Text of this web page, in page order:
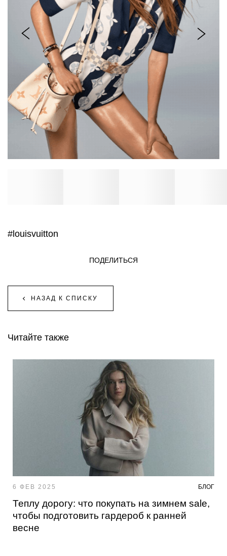
#louisvuitton
НАЗАД К СПИСКУ
ПОДЕЛИТЬСЯ
Читайте также
6 ФЕВ 2025 БЛОГ
Теплу дорогу: что покупать на зимнем sale,
чтобы подготовить гардероб к ранней
весне